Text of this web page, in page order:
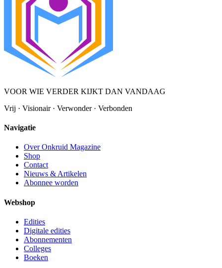
VOOR WIE VERDER KIJKT DAN VANDAAG
Vrij · Visionair · Verwonder · Verbonden
Navigatie
Over Onkruid Magazine
Shop
Contact
Nieuws & Artikelen
Abonnee worden
Webshop
Edities
Digitale edities
Abonnementen
Colleges
Boeken